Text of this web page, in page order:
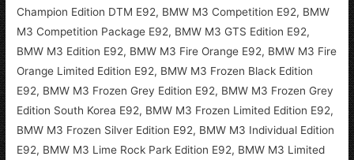
Champion Edition DTM E92, BMW M3 Competition E92, BMW
M3 Competition Package E92, BMW M3 GTS Edition E92,
BMW M3 Edition E92, BMW M3 Fire Orange E92, BMW M3 Fire
Orange Limited Edition E92, BMW M3 Frozen Black Edition
E92, BMW M3 Frozen Grey Edition E92, BMW M3 Frozen Grey
Edition South Korea E92, BMW M3 Frozen Limited Edition E92,
BMW M3 Frozen Silver Edition E92, BMW M3 Individual Edition
E92, BMW M3 Lime Rock Park Edition E92, BMW M3 Limited